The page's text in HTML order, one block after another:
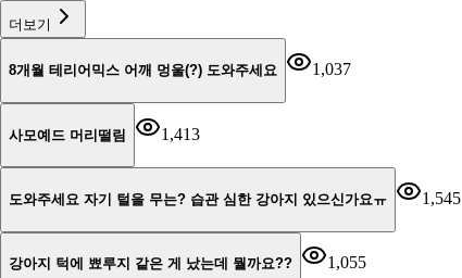
더보기
8개월 테리어믹스 어깨 멍울(?) 도와주세요 1,037
사모예드 머리떨림 1,413
도와주세요 자기 털을 무는? 습관 심한 강아지 있으신가요ㅠ 1,545
강아지 턱에 뾰루지 같은 게 났는데 뭘까요?? 1,055